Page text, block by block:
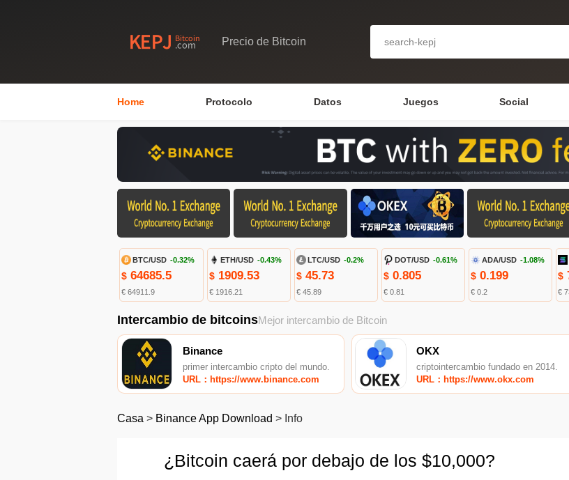
Precio de Bitcoin
Home Protocolo Datos Juegos Social
BTC/USD -0.32%
$ 64685.5
€ 64911.9
ETH/USD -0.43%
$1909.53
€ 1916.21
LTC/USD -0.2%
$45.73
€ 45.89
DOT/USD -0.61%
$0.805
€ 0.81
ADA/USD -1.08%
$0.199
€ 0.2
$
€
Intercambio de bitcoinsMejor intercambio de Bitcoin
Binance
primer intercambio cripto del mundo.
URL：https://www.binance.com
OKX
criptointercambio fundado en 2014.
URL：https://www.okx.com
Casa > Binance App Download > Info
¿Bitcoin caerá por debajo de los $10,000?